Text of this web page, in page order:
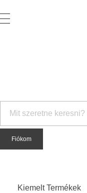
Vegyesker.hu
Legjobb dekor termékek
Fiókom
Kiemelt Termékek